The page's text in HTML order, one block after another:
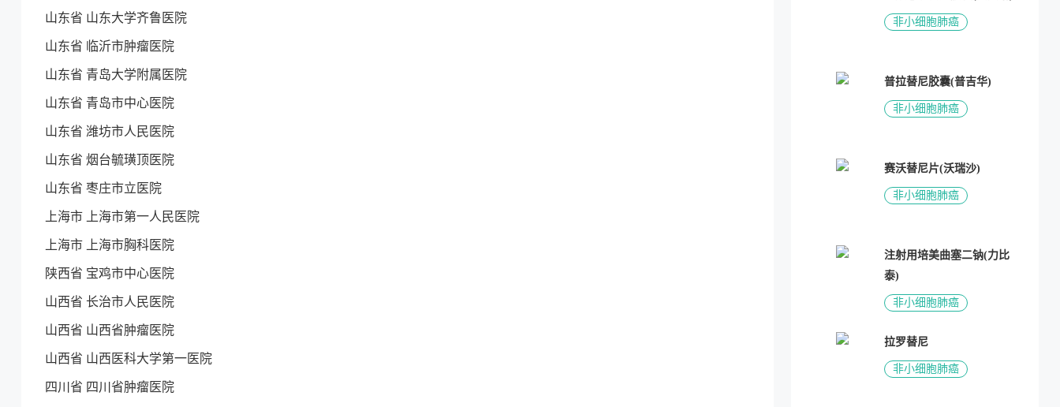
山东省 山东大学齐鲁医院
山东省 临沂市肿瘤医院
山东省 青岛大学附属医院
山东省 青岛市中心医院
山东省 潍坊市人民医院
山东省 烟台毓璜顶医院
山东省 枣庄市立医院
上海市 上海市第一人民医院
上海市 上海市胸科医院
陕西省 宝鸡市中心医院
山西省 长治市人民医院
山西省 山西省肿瘤医院
山西省 山西医科大学第一医院
四川省 四川省肿瘤医院
非小细胞肺癌
普拉替尼胶囊(普吉华)
非小细胞肺癌
赛沃替尼片(沃瑞沙)
非小细胞肺癌
注射用培美曲塞二钠(力比
泰)
非小细胞肺癌
拉罗替尼
非小细胞肺癌